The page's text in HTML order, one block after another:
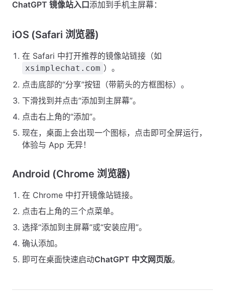
ChatGPT 镜像站入口添加到手机主屏幕：
iOS (Safari 浏览器)
在 Safari 中打开推荐的镜像站链接（如
xsimplechat.com ）。
点击底部的“分享”按钮（带箭头的方框图标）。
下滑找到并点击“添加到主屏幕”。
点击右上角的“添加”。
现在，桌面上会出现一个图标，点击即可全屏运行，
体验与 App 无异！
Android (Chrome 浏览器)
在 Chrome 中打开镜像站链接。
点击右上角的三个点菜单。
选择“添加到主屏幕”或“安装应用”。
确认添加。
即可在桌面快速启动ChatGPT 中文网页版。